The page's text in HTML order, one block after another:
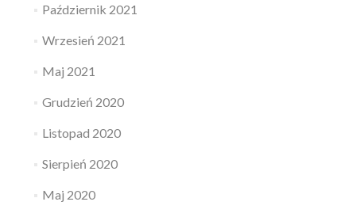
Październik 2021
Wrzesień 2021
Maj 2021
Grudzień 2020
Listopad 2020
Sierpień 2020
Maj 2020